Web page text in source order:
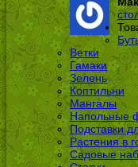
Ветки
Гамаки
Зелень
Коптильни
Мангалы
Напольные
Подставки
Растения в
Садовые